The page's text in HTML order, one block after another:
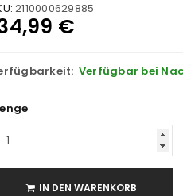
2110000629885
€
Verfügbar bei
IN DEN WARENKORB